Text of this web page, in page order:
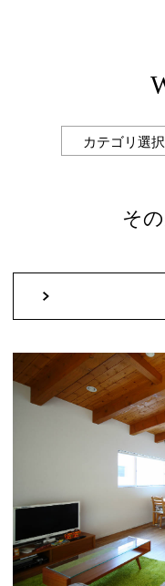
カテゴリ選択
そ